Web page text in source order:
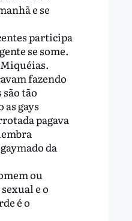
e se
participa
se some.
fazendo
tão
gays
pagava
da
ou
e o
é o